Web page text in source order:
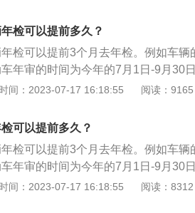
：逾期未进行汽车年检的车辆会被
。
检可以提前多久？
检可以提前3个月去年检。例如车
年审的时间为今年的7月1日-9月30
的就是查看行驶证和交强险电子保
验的有效期。年检的注意事项：年
格，车管所应收缴其行车牌证，不准
车辆，不准在道路上行驶，也不准
辆，不予检验，并收回牌证，注销
间：2023-07-17 16:18:55 阅读：9165
可以提前多久？
检可以提前3个月去年检。例如车
年审的时间为今年的7月1日-9月30
的就是查看行驶证和交强险电子保
间：2023-07-17 16:18:55 阅读：8312